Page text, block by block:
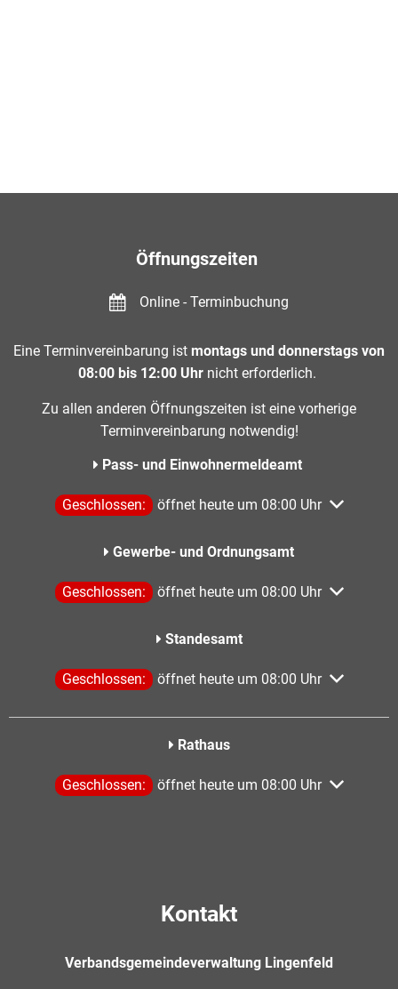
Öffnungszeiten
Online - Terminbuchung
Eine Terminvereinbarung ist montags und donnerstags von
08:00 bis 12:00 Uhr nicht erforderlich.
Zu allen anderen Öffnungszeiten ist eine vorherige
Terminvereinbarung notwendig!
Pass- und Einwohnermeldeamt
Klicken, um weitere Öffnungs- oder Schließzeiten
Geschlossen: öffnet heute um 08:00 Uhr
Gewerbe- und Ordnungsamt
Klicken, um weitere Öffnungs- oder Schließzeiten
Geschlossen: öffnet heute um 08:00 Uhr
Standesamt
Klicken, um weitere Öffnungs- oder Schließzeiten
Geschlossen: öffnet heute um 08:00 Uhr
Rathaus
Klicken, um weitere Öffnungs- oder Schließzeiten
Geschlossen: öffnet heute um 08:00 Uhr
Kontakt
Verbandsgemeindeverwaltung Lingenfeld